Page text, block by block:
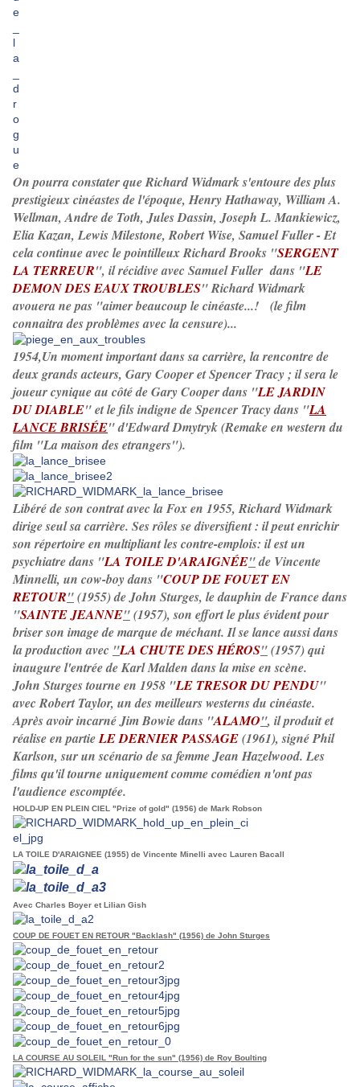
On pourra constater que Richard Widmark s'entoure des plus
prestigieux cinéastes de l'époque, Henry Hathaway, William A.
Wellman, Andre de Toth, Jules Dassin, Joseph L. Mankiewicz,
Elia Kazan, Lewis Milestone, Robert Wise, Samuel Fuller - Et
cela continue avec le pointilleux Richard Brooks "SERGENT
LA TERREUR", il récidive avec Samuel Fuller dans "LE
DEMON DES EAUX TROUBLES" Richard Widmark
avouera ne pas "aimer beaucoup le cinéaste...! (le film
connaitra des problèmes avec la censure)...
1954,Un moment important dans sa carrière, la rencontre de
deux grands acteurs, Gary Cooper et Spencer Tracy ; il sera le
joueur cynique au côté de Gary Cooper dans "LE JARDIN
DU DIABLE" et le fils indigne de Spencer Tracy dans "LA
LANCE BRISÉE" d'Edward Dmytryk (Remake en western du
film "La maison des etrangers").
Libéré de son contrat avec la Fox en 1955, Richard Widmark
dirige seul sa carrière. Ses rôles se diversifient : il peut enrichir
son répertoire en multipliant les contre-emplois: il est un
psychiatre dans "LA TOILE D'ARAIGNÉE"de Vincente
Minnelli, un cow-boy dans "COUP DE FOUET EN
RETOUR"(1955) de John Sturges, le dauphin de France dans
"SAINTE JEANNE"(1957), son effort le plus évident pour
briser son image de marque de méchant. Il se lance aussi dans
la production avec "LA CHUTE DES HÉROS"(1957) qui
inaugure l'entrée de Karl Malden dans la mise en scène.
John Sturges tourne en 1958 "LE TRESOR DU PENDU"
avec Robert Taylor, un des meilleurs westerns du cinéaste.
Après avoir incarné Jim Bowie dans "ALAMO", il produit et
réalise en partieLE DERNIER PASSAGE(1961), signé Phil
Karlson, sur un scénario de sa femme Jean Hazelwood. Les
films qu'il tourne uniquement comme comédien n'ont pas
l'audience escomptée.
HOLD-UP EN PLEIN CIEL "Prize of gold" (1956) de Mark Robson
LA TOILE D'ARAIGNEE (1955) de Vincente Minelli avec Lauren Bacall
Avec Charles Boyer et Lilian Gish
COUP DE FOUET EN RETOUR "Backlash" (1956) de John Sturges
LA COURSE AU SOLEIL "Run for the sun" (1956) de Roy Boulting